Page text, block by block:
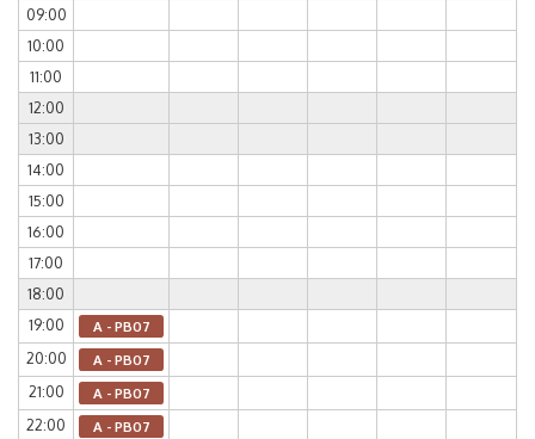
09:00
10:00
11:00
12:00
13:00
14:00
15:00
16:00
17:00
18:00
19:00
A - PB07
20:00 A - PB07
21:00 A - PB07
22:00 A - PB07